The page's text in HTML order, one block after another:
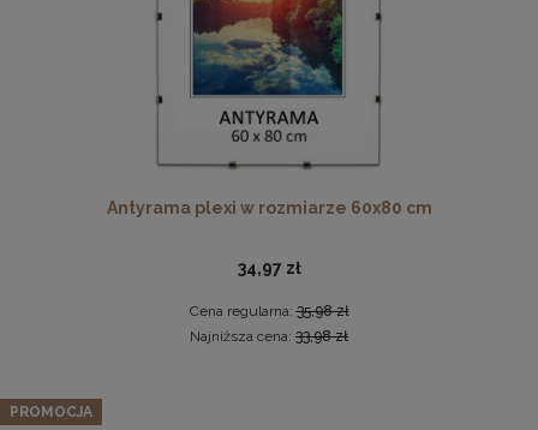
34,97 zł
Cena regularna: 35,98 zł
Najniższa cena:
DO KOSZYKA
Antyrama plexi w rozmiarze 60x80 cm
34,97 zł
Cena regularna:35,98 zł
Najniższa cena: 33,98 zł
PROMOCJA